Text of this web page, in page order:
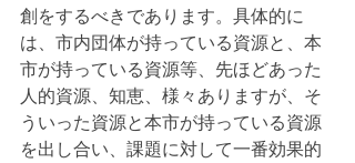
創をするべきであります。具体的に
は、市内団体が持っている資源と、本
市が持っている資源等、先ほどあった
人的資源、知恵、様々ありますが、そ
ういった資源と本市が持っている資源
を出し合い、課題に対して一番効果的